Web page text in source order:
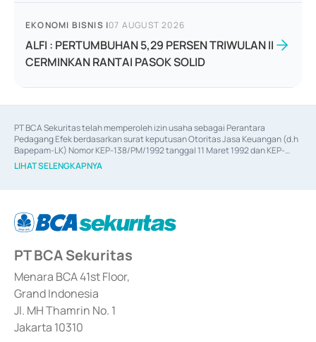
EKONOMI BISNIS |07 AUGUST 2026
ALFI : PERTUMBUHAN 5,29 PERSEN TRIWULAN II
CERMINKAN RANTAI PASOK SOLID
PT BCA Sekuritas telah memperoleh izin usaha sebagai Perantara
Pedagang Efek berdasarkan surat keputusan Otoritas Jasa Keuangan (d.h
Bapepam-LK) Nomor KEP-138/PM/1992 tanggal 11 Maret 1992 dan KEP-
06/D.04/2014 tanggal 28 Februari 2014, izin usaha sebagai Penjamin Emisi
Efek berdasarkan surat keputusan Otoritas Jasa Keuangan Nomor KEP-
berdasarkan surat keputusan Otoritas Jasa Keuangan Nomor S-
67/PM.21/2017 tanggal 3 Februari 2017, dan beberapa izin usaha lainnya
Sertifikat Deposito di Pasar Uang yang izinnya diterbitkan pada tahun 2017
dan izin usaha lainnya dari Bank Indonesia sebagai Lembaga Pendukung
Penerbitan, Transaksi, serta Penatausahaan dan Penyelesaian Transaksi
Surat Berharga Komersial yang izinnya diterbitkan pada tahun 2018.
LIHAT SELENGKAPNYA
PT BCA Sekuritas
Menara BCA 41st Floor,
Grand Indonesia
Jl. MH Thamrin No. 1
Jakarta 10310